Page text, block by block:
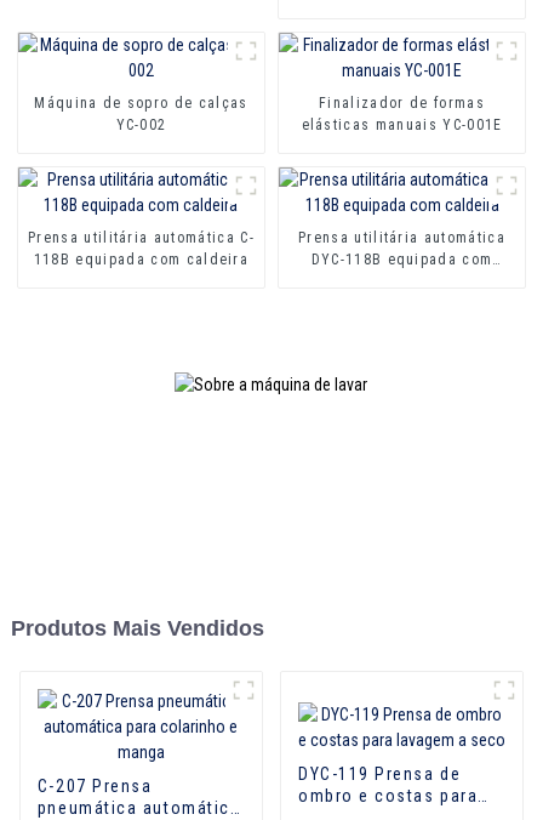
Máquina de sopro de calças
YC-002
Finalizador de formas
elásticas manuais YC-001E
Prensa utilitária automática C-
118B equipada com caldeira
Prensa utilitária automática
DYC-118B equipada com
Produtos Mais Vendidos
C-207 Prensa
pneumática automática
DYC-119 Prensa de
ombro e costas para